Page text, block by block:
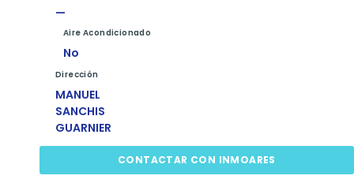
—
Aire Acondicionado
No
Dirección
MANUEL
SANCHIS
GUARNIER
CONTACTAR CON INMOARES